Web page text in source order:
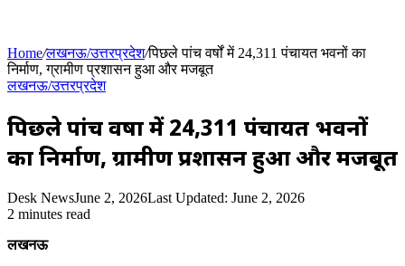
Home/लखनऊ/उत्तरप्रदेश/पिछले पांच वर्षों में 24,311 पंचायत भवनों का
निर्माण, ग्रामीण प्रशासन हुआ और मजबूत
लखनऊ/उत्तरप्रदेश
पिछले पांच वर्षों में 24,311 पंचायत भवनों
का निर्माण, ग्रामीण प्रशासन हुआ और मजबूत
Desk NewsJune 2, 2026Last Updated: June 2, 2026
2 minutes read
लखनऊ